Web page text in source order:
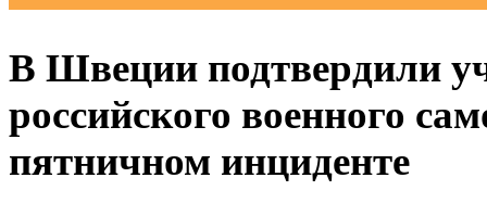
В Швеции подтвердили
российского военного
пятничном инциденте